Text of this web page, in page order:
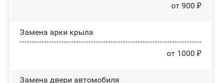
от 900 ₽
Замена арки крыла
от 1000 ₽
Замена двери автомобиля